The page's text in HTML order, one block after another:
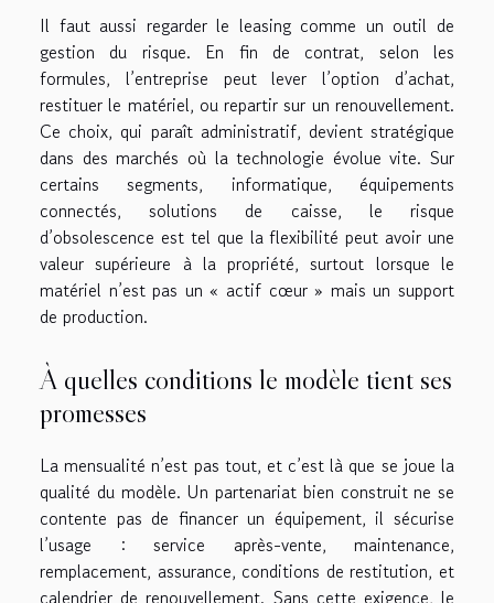
Il faut aussi regarder le leasing comme un outil de
gestion du risque. En fin de contrat, selon les
formules, l’entreprise peut lever l’option d’achat,
restituer le matériel, ou repartir sur un renouvellement.
Ce choix, qui paraît administratif, devient stratégique
dans des marchés où la technologie évolue vite. Sur
certains segments, informatique, équipements
connectés, solutions de caisse, le risque
d’obsolescence est tel que la flexibilité peut avoir une
valeur supérieure à la propriété, surtout lorsque le
matériel n’est pas un « actif cœur » mais un support
de production.
À quelles conditions le modèle tient ses
promesses
La mensualité n’est pas tout, et c’est là que se joue la
qualité du modèle. Un partenariat bien construit ne se
contente pas de financer un équipement, il sécurise
l’usage : service après-vente, maintenance,
remplacement, assurance, conditions de restitution, et
calendrier de renouvellement. Sans cette exigence, le